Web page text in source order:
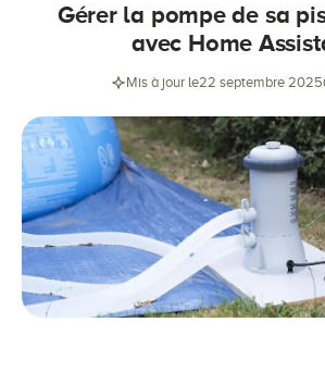
Gérer la pompe de sa
avec Home
Mis à jour le22 septembre 2025